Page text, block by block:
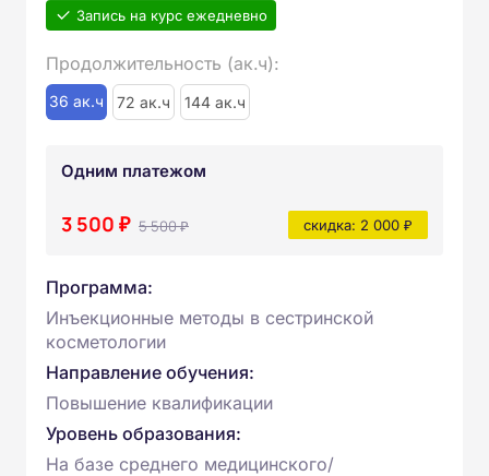
Запись на курс ежедневно
Продолжительность (ак.ч):
36 ак.ч 72 ак.ч 144 ак.ч
Одним платежом
3 500 ₽ 5 500 ₽ скидка: 2 000 ₽
Программа:
Инъекционные методы в сестринской
косметологии
Направление обучения:
Повышение квалификации
Уровень образования:
На базе среднего медицинского/